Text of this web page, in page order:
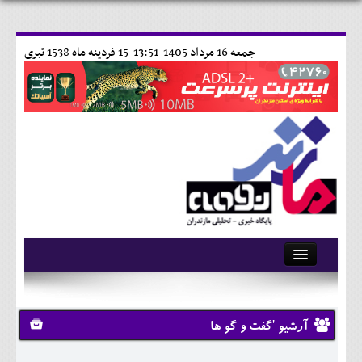
15 فردينه ماه 1538 تبری جمعه 16 مرداد 1405-13:51-
آرشیو
تماس با ما
وبلاگ
آرشیو 'گفت و گو ها